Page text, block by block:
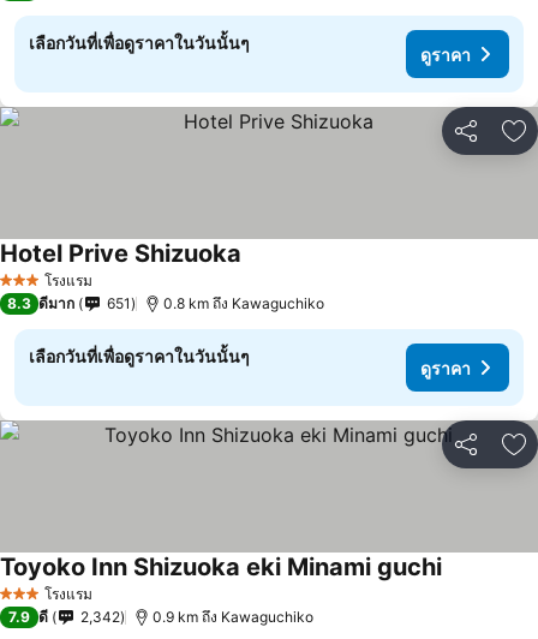
เลือกวันที่เพื่อดูราคาในวันนั้นๆ
ดูราคา
แชร์ เ
3 ดาว โรงแรม
Hotel Prive Shizuoka
8.3 ดีมาก 651 0.8 km ถึง Kawaguchiko
เลือกวันที่เพื่อดูราคาในวันนั้นๆ
ดูราคา
แชร์ เ
3 ดาว โรงแรม
Toyoko Inn Shizuoka eki Minami guchiดูราคา
7.9 ดี 2,342 0.9 km ถึง Kawaguchiko